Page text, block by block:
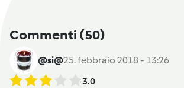
Commenti (50)
@si@25. febbraio 2018 - 13:26
3.0